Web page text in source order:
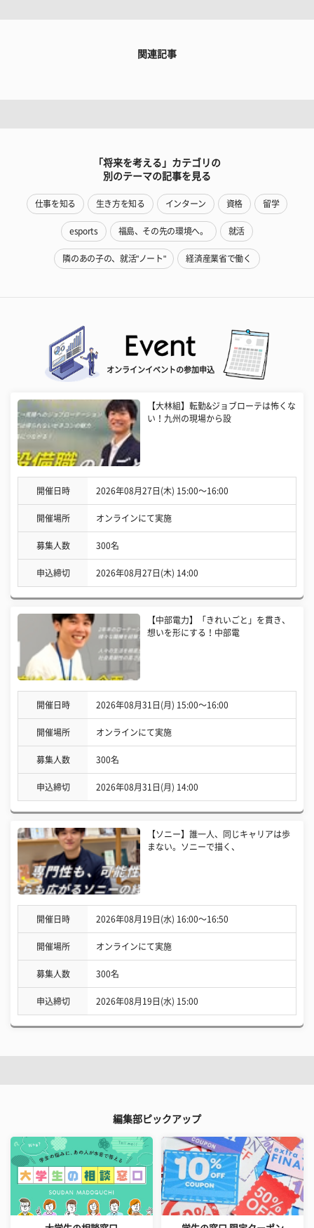
関連記事
「将来を考える」カテゴリの
別のテーマの記事を見る
仕事を知る 生き方を知る インターン 資格 留学
esports 福島、その先の環境へ。 就活
隣のあの子の、就活"ノート" 経済産業省で働く
オンラインイベントの参加申込
【大林組】転勤&ジョブローテは怖くな
い！九州の現場から設
開催日時 2026年08月27日(木) 15:00〜16:00
開催場所 オンラインにて実施
募集人数 300名
申込締切 2026年08月27日(木) 14:00
【中部電力】「きれいごと」を貫き、
想いを形にする！中部電
開催日時 2026年08月31日(月) 15:00〜16:00
開催場所 オンラインにて実施
募集人数 300名
申込締切 2026年08月31日(月) 14:00
【ソニー】誰一人、同じキャリアは歩
まない。ソニーで描く、
開催日時 2026年08月19日(水) 16:00〜16:50
開催場所 オンラインにて実施
募集人数 300名
申込締切 2026年08月19日(水) 15:00
編集部ピックアップ